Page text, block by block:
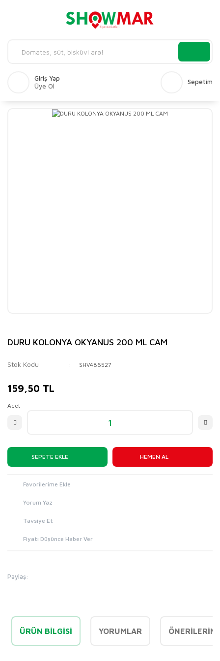
Giriş Yap
Üye Ol
Sepetim
DURU KOLONYA OKYANUS 200 ML CAM
Stok Kodu SHV486527
159,50 TL
Adet
SEPETE EKLE HEMEN AL
Yorum Yaz
Tavsiye Et
Fiyatı Düşünce Haber Ver
Paylaş:
ÜRÜN BILGISI YORUMLAR